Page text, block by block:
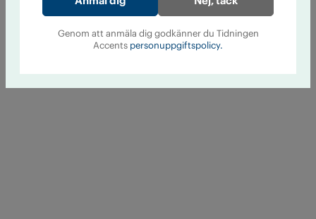
Genom att anmäla dig godkänner du Tidningen
Accents personuppgiftspolicy.